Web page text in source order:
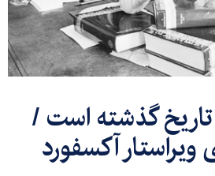
گذشته است /
آکسفورد